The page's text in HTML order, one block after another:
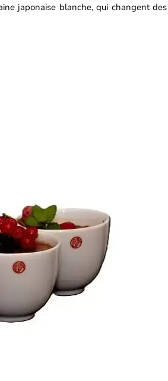
japonaise blanche, qui changent des